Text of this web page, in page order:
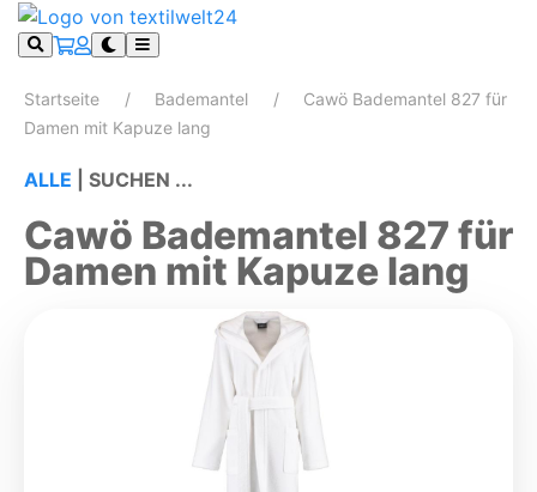
Startseite Bademantel
Cawö Bademantel 827 für
Damen mit Kapuze lang
ALLE SUCHEN ...
Cawö Bademantel 827 für
Damen mit Kapuze lang